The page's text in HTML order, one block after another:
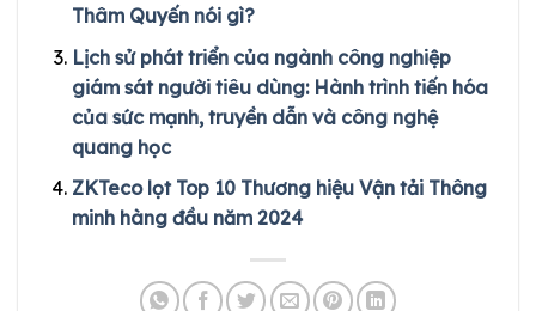
Thâm Quyến nói gì?
Lịch sử phát triển của ngành công nghiệp
giám sát người tiêu dùng: Hành trình tiến hóa
của sức mạnh, truyền dẫn và công nghệ
quang học
ZKTeco lọt Top 10 Thương hiệu Vận tải Thông
minh hàng đầu năm 2024